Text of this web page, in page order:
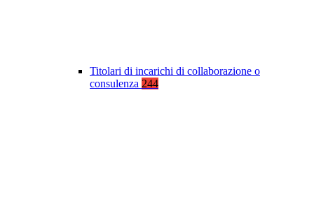
Titolari di incarichi di collaborazione o
consulenza 244